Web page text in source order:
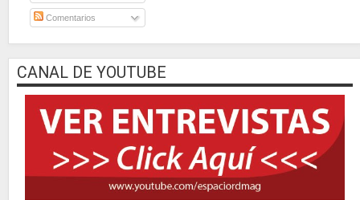
Comentarios
CANAL DE YOUTUBE